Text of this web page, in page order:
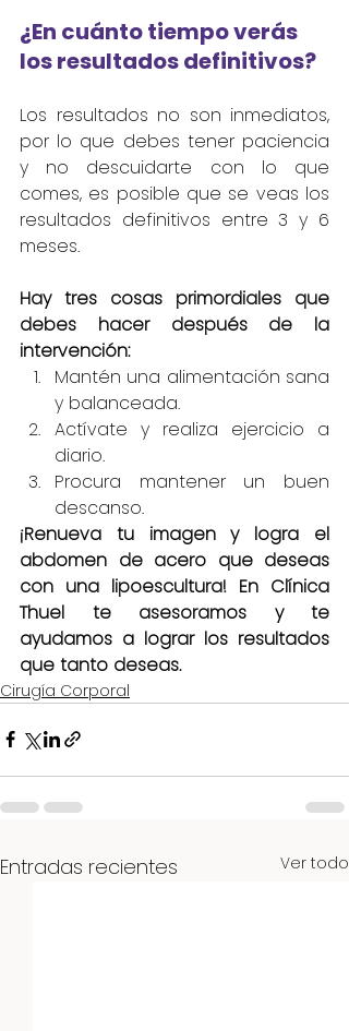
¿En cuánto tiempo verás
los resultados definitivos?
Los resultados no son inmediatos,
por lo que debes tener paciencia
y no descuidarte con lo que
comes, es posible que se veas los
resultados definitivos entre 3 y 6
meses.
Hay tres cosas primordiales que
debes hacer después de la
intervención:
Mantén una alimentación sana
y balanceada.
Actívate y realiza ejercicio a
diario.
Procura mantener un buen
descanso.
¡Renueva tu imagen y logra el
abdomen de acero que deseas
con una lipoescultura! En Clínica
Thuel te asesoramos y te
ayudamos a lograr los resultados
que tanto deseas.
Cirugía Corporal
Entradas recientes Ver todo